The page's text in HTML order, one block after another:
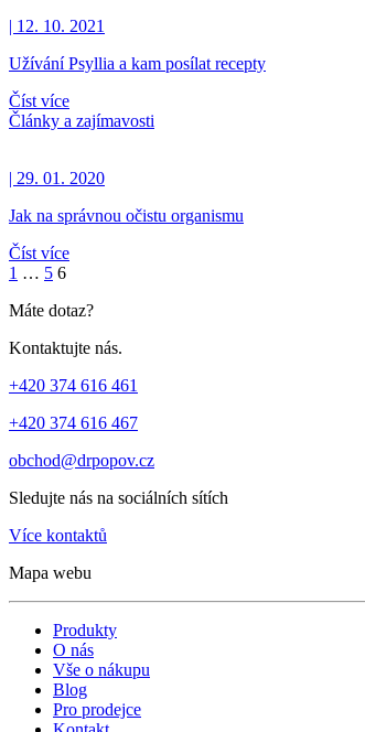
| 12. 10. 2021
Užívání Psyllia a kam posílat recepty
Číst více
Články a zajímavosti
| 29. 01. 2020
Jak na správnou očistu organismu
Číst více
1 … 5 6
Máte dotaz?
Kontaktujte nás.
+420 374 616 461
+420 374 616 467
obchod@drpopov.cz
Sledujte nás na sociálních sítích
Více kontaktů
Mapa webu
Produkty
O nás
Vše o nákupu
Blog
Pro prodejce